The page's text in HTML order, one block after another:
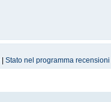
|Stato nel programma recensioni